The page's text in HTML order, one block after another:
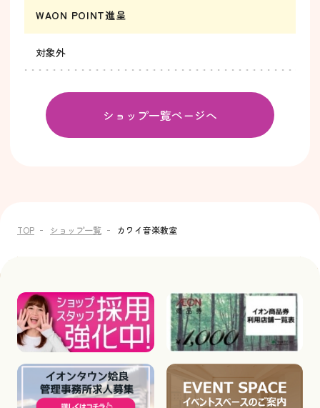
WAON POINT進呈
対象外
ショップ一覧ページへ
TOP ショップ一覧 カワイ音楽教室